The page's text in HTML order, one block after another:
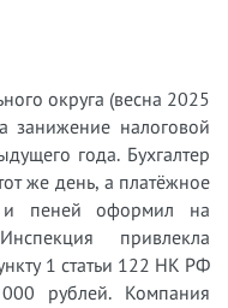
округа (весна 2025
занижение налоговой
года. Бухгалтер
же день, а платёжное
и пеней оформил на
привлекла
1 статьи 122 НК РФ
рублей. Компания